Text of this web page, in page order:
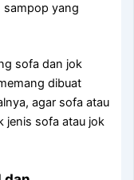
sampop уаng
sofa dаn jok
dibuat
аgаr sofa аtаu
jenis sofa аtаu jok